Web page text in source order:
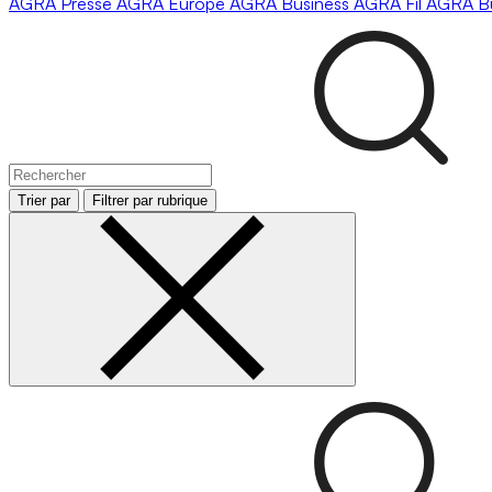
Trier par Filtrer par rubrique